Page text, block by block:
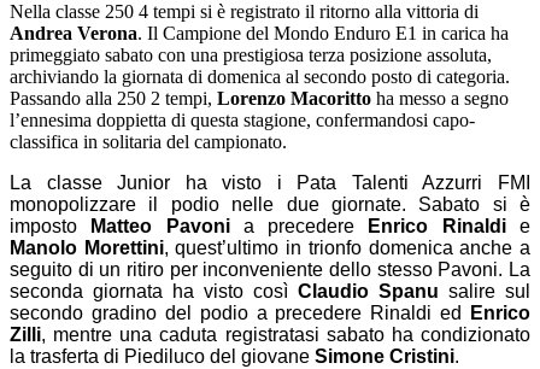
Nella classe 250 4 tempi si è registrato il ritorno alla vittoria di
Andrea Verona. Il Campione del Mondo Enduro E1 in carica ha
primeggiato sabato con una prestigiosa terza posizione assoluta,
archiviando la giornata di domenica al secondo posto di categoria.
Passando alla 250 2 tempi, Lorenzo Macoritto ha messo a segno
l’ennesima doppietta di questa stagione, confermandosi capo-
classifica in solitaria del campionato.
La classe Junior ha visto i Pata Talenti Azzurri FMI
monopolizzare il podio nelle due giornate. Sabato si è
imposto
Matteo Pavonia precedere Enrico Rinaldie
Manolo Morettini, quest’ultimo in trionfo domenica anche a
seguito di un ritiro per inconveniente dello stesso Pavoni. La
seconda giornata ha visto così Claudio Spanu salire sul
secondo gradino del podio a precedere Rinaldi ed
Enrico
Zilli, mentre una caduta registratasi sabato ha condizionato
la trasferta di Piediluco del giovane Simone Cristini.